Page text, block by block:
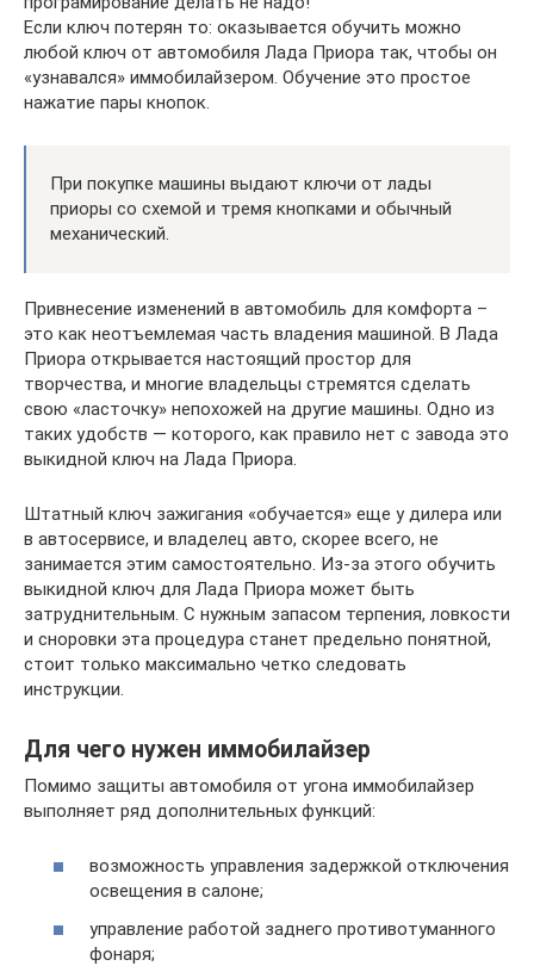
Если ключ потерян то: оказывается обучить можно
любой ключ от автомобиля Лада Приора так, чтобы он
«узнавался» иммобилайзером. Обучение это простое
нажатие пары кнопок.
При покупке машины выдают ключи от лады
приоры со схемой и тремя кнопками и обычный
механический.
Привнесение изменений в автомобиль для комфорта –
это как неотъемлемая часть владения машиной. В Лада
Приора открывается настоящий простор для
творчества, и многие владельцы стремятся сделать
свою «ласточку» непохожей на другие машины. Одно из
таких удобств — которого, как правило нет с завода это
выкидной ключ на Лада Приора.
Штатный ключ зажигания «обучается» еще у дилера или
в автосервисе, и владелец авто, скорее всего, не
занимается этим самостоятельно. Из-за этого обучить
выкидной ключ для Лада Приора может быть
затруднительным. С нужным запасом терпения, ловкости
и сноровки эта процедура станет предельно понятной,
стоит только максимально четко следовать
инструкции.
Для чего нужен иммобилайзер
Помимо защиты автомобиля от угона иммобилайзер
выполняет ряд дополнительных функций:
возможность управления задержкой отключения
освещения в салоне;
управление работой заднего противотуманного
фонаря;